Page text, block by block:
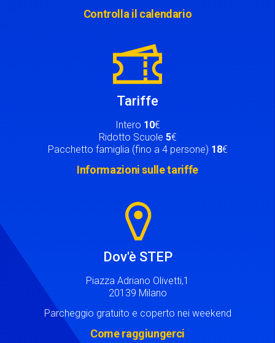
Controlla il calendario
Tariffe
Intero 10€
Ridotto Scuole 5€
Pacchetto famiglia (fino a 4 persone) 18€
Informazioni sulle tariffe
Dov'è STEP
Piazza Adriano Olivetti,1
20139 Milano
Parcheggio gratuito e coperto nei weekend
Come raggiungerci